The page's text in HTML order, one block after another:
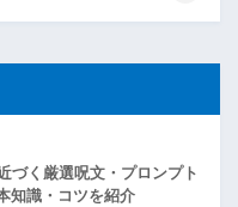
づく厳選呪文・プロンプト
知識・コツを紹介